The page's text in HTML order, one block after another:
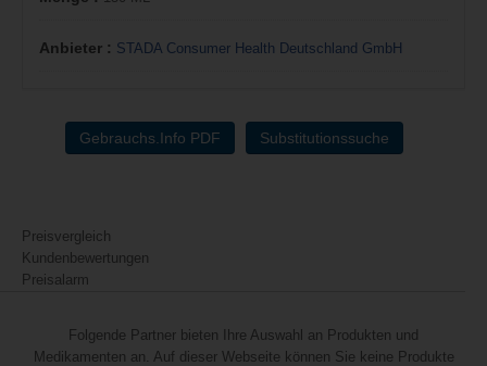
Anbieter : STADA Consumer Health Deutschland GmbH
Gebrauchs.Info PDF Substitutionssuche
Preisvergleich
Kundenbewertungen
Preisalarm
Folgende Partner bieten Ihre Auswahl an Produkten und
Medikamenten an. Auf dieser Webseite können Sie keine Produkte